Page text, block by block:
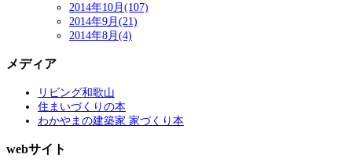
2014年10月(107)
2014年9月(21)
2014年8月(4)
メディア
リビング和歌山
住まいづくりの本
わかやまの建築家 家づくり本
webサイト